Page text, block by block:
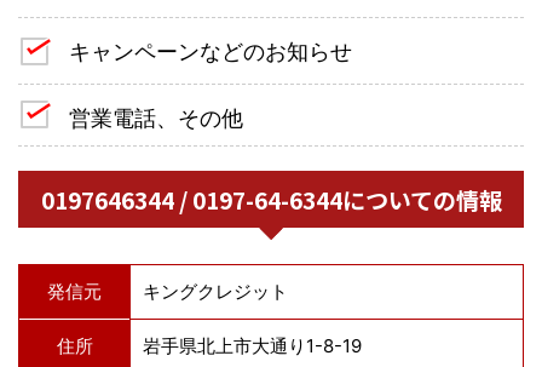
キャンペーンなどのお知らせ
営業電話、その他
0197646344 / 0197-64-6344についての情報
発信元 キングクレジット
住所 岩手県北上市大通り1-8-19